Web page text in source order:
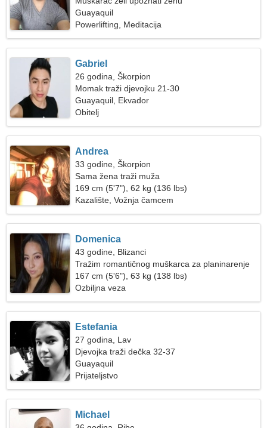
Guayaquil
Powerlifting, Meditacija
Gabriel
26 godina, Škorpion
Momak traži djevojku 21-30
Guayaquil, Ekvador
Obitelj
Andrea
33 godine, Škorpion
Sama žena traži muža
169 cm (5'7"), 62 kg (136 lbs)
Kazalište, Vožnja čamcem
Domenica
43 godine, Blizanci
Tražim romantičnog muškarca za planinarenje
167 cm (5'6"), 63 kg (138 lbs)
Ozbiljna veza
Estefania
27 godina, Lav
Djevojka traži dečka 32-37
Guayaquil
Prijateljstvo
Michael